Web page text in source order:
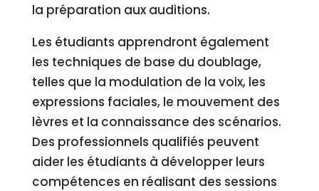
la préparation aux auditions.
Les étudiants apprendront également
les techniques de base du doublage,
telles que la modulation de la voix, les
expressions faciales, le mouvement des
lèvres et la connaissance des scénarios.
Des professionnels qualifiés peuvent
aider les étudiants à développer leurs
compétences en réalisant des sessions